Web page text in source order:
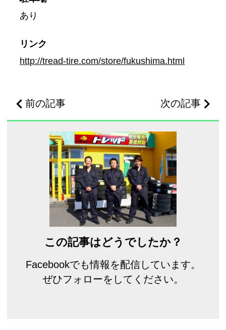
あり
リンク
http://tread-tire.com/store/fukushima.html
前の記事 次の記事
この記事はどうでしたか？
Facebookでも情報を配信しています。
ぜひフォローをしてください。